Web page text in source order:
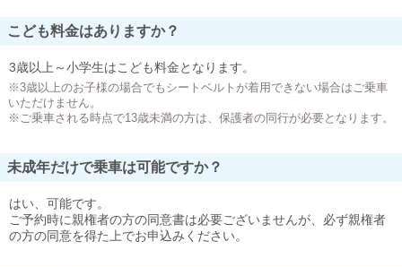
こども料金はありますか？
3歳以上～小学生はこども料金となります。
※3歳以上のお子様の場合でもシートベルトが着用できない場合はご乗車
いただけません。
※ご乗車される時点で13歳未満の方は、保護者の同行が必要となります。
未成年だけで乗車は可能ですか？
はい、可能です。
ご予約時に親権者の方の同意書は必要ございませんが、必ず親権者
の方の同意を得た上でお申込みください。